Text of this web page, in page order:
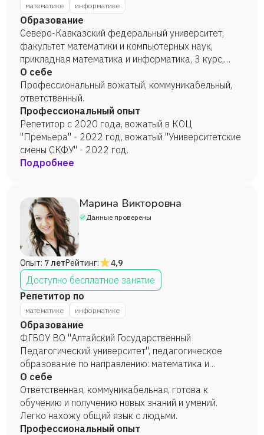
математике информатике
Образование
Северо-Кавказский федеральный университет,
факультет математики и компьютерных наук,
прикладная математика и информатика, 3 курс,
2025 год.
О себе
Профессиональный вожатый, коммуникабельный,
ответственный.
Профессиональный опыт
Репетитор с 2020 года, вожатый в КОЦ
"Премьера" - 2022 год, вожатый "Университетские
смены СКФУ" - 2022 год.
Подробнее
Марина Викторовна
Данные проверены
Опыт: 7 летРейтинг: 4,9
Доступно бесплатное занятие
Репетитор по
математике информатике
Образование
ФГБОУ ВО "Алтайский Государственный
Педагогический университет", педагогическое
образование по направлению: математика и
информатика, бакалавр, 2018 год. ФГБОУ ВО
"Алтайский Государственный Педагогический
университет", математика и информатика,
магистратура, 2020 год.
О себе
Ответственная, коммуникабельная, готова к
обучению и получению новых знаний и умений.
Легко нахожу общий язык с людьми.
Профессиональный опыт